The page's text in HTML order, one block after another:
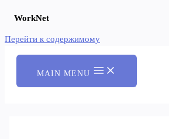
WorkNet
Перейти к содержимому
MAIN MENU